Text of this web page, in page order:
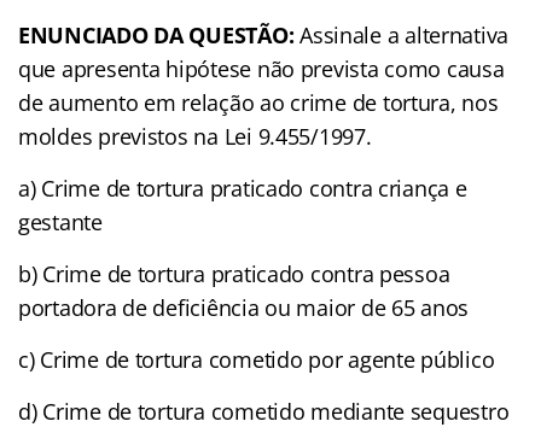
ENUNCIADO DA QUESTÃO: Assinale a alternativa
que apresenta hipótese não prevista como causa
de aumento em relação ao crime de tortura, nos
moldes previstos na Lei 9.455/1997.
a) Crime de tortura praticado contra criança e
gestante
b) Crime de tortura praticado contra pessoa
portadora de deficiência ou maior de 65 anos
c) Crime de tortura cometido por agente público
d) Crime de tortura cometido mediante sequestro